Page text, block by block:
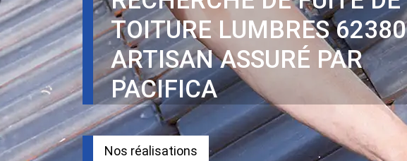
TOITURE LUMBRES 62380
ARTISAN ASSURÉ PAR
PACIFICA
Nos réalisations